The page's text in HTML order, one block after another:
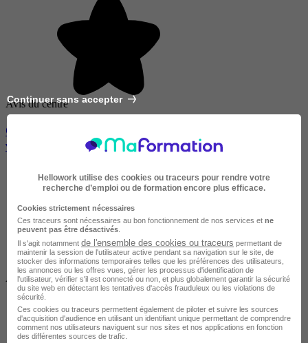
Avis du centre
CAP Petite enfance (CAP AEPE) en accéléré ou à
votre rythme - RNCP 38565
À DISTANCE
Continuer sans accepter
Hellowork utilise des cookies ou traceurs pour rendre votre
recherche d’emploi ou de formation encore plus efficace.
Cookies strictement nécessaires
Ces traceurs sont nécessaires au bon fonctionnement de nos services et ne
peuvent pas être désactivés
Il s'agit notamment de l'ensemble des cookies ou traceurs permettant de
maintenir la session de l'utilisateur active pendant sa navigation sur le site, de
stocker des informations temporaires telles que les préférences des utilisateurs,
les annonces ou les offres vues, gérer les processus d'identification de
l'utilisateur, vérifier s'il est connecté ou non, et plus globalement garantir la sécurité
du site web en détectant les tentatives d'accès frauduleux ou les violations de
sécurité.
Ces cookies ou traceurs permettent également de piloter et suivre les sources
d'acquisition d'audience en utilisant un identifiant unique permettant de comprendre
comment nos utilisateurs naviguent sur nos sites et nos applications en fonction
des différentes sources de trafic.